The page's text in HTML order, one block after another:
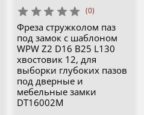
(0)
Фреза стружколом паз
под замок с шаблоном
WPW Z2 D16 B25 L130
хвостовик 12, для
выборки глубоких пазов
под дверные и
мебельные замки
DT16002M